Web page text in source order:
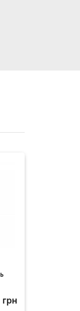
грн